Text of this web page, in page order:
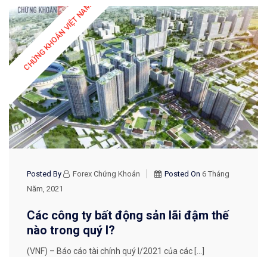
CHỨNG KHOÁN VIỆT NAM
Posted By Forex Chứng Khoán Posted On 6 Tháng
Năm, 2021
Các công ty bất động sản lãi đậm thế
nào trong quý I?
(VNF) – Báo cáo tài chính quý I/2021 của các […]